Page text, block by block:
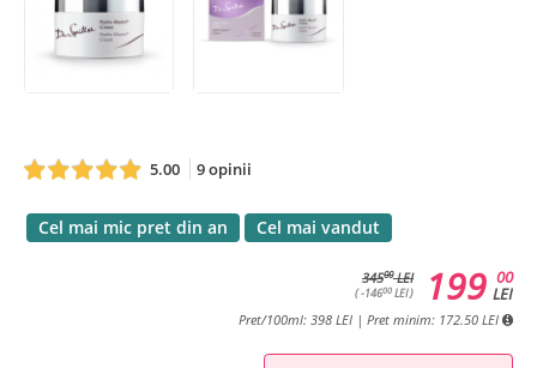
5.00 9 opinii
Cel mai mic pret din an Cel mai vandut
34500LEI
( -14600 LEI )
00
LEI
199
Pret/100ml: 398 LEI | Pret minim: 172.50 LEI